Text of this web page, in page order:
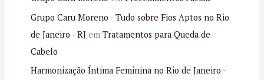
Grupo Caru Moreno - Tudo sobre Fios Aptos no Rio
de Janeiro - RJem Tratamentos para Queda de
Cabelo
Harmonização Íntima Feminina no Rio de Janeiro -